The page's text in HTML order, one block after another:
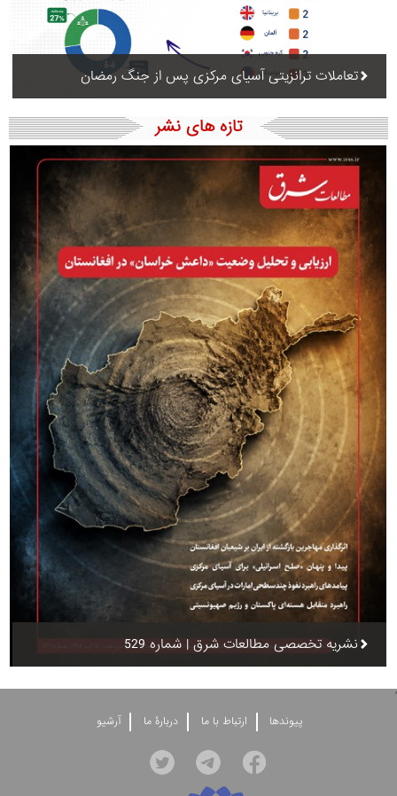
تعاملات ترانزیتی آسیای مرکزی پس از جنگ رمضان
تازه های نشر
نشریه تخصصی مطالعات شرق | شماره 529
'
پيوندها ارتباط با ما دربارۀ ما آرشيو